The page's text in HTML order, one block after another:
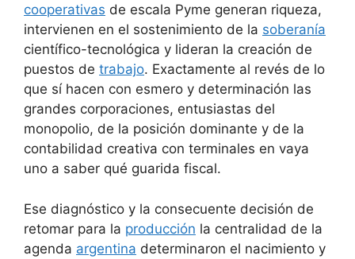
cooperativas de escala Pyme generan riqueza,
intervienen en el sostenimiento de la soberanía
científico-tecnológica y lideran la creación de
puestos de trabajo. Exactamente al revés de lo
que sí hacen con esmero y determinación las
grandes corporaciones, entusiastas del
monopolio, de la posición dominante y de la
contabilidad creativa con terminales en vaya
uno a saber qué guarida fiscal.
Ese diagnóstico y la consecuente decisión de
retomar para la producción la centralidad de la
agenda argentina determinaron el nacimiento y